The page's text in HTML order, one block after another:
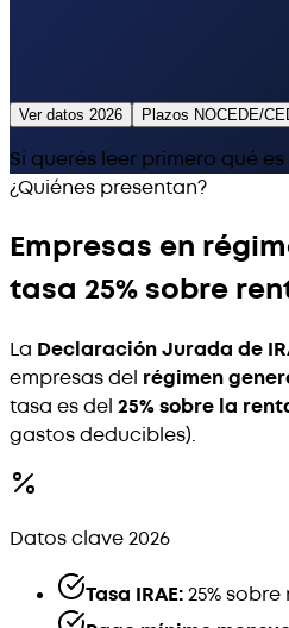
Ver datos 2026
Plazos NOCEDE/
Si querés leer primero qué
¿Quiénes presentan?
Empresas en
tasa 25% sobre
La Declaración Jurada de
empresas del régimen
tasa es del 25% sobre la
gastos deducibles).
Datos clave 2026
Tasa IRAE:25%